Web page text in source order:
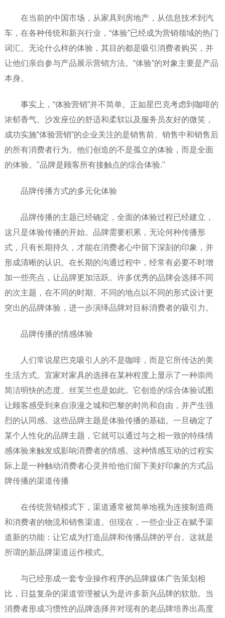
在当前的中国市场，从家具到房地产，从信息技术到汽
车，在各种传统和新兴行业，“体验”已经成为营销领域的热门
词汇。无论什么样的体验，其目的都是吸引消费者购买，并
让他们亲自参与产品展示营销方法。“体验”的对象主要是产品
本身。
事实上，“体验营销”并不简单。正如星巴克考虑到咖啡的
浓郁香气、沙发座位的舒适和柔软以及服务员友好的微笑，
成功实施“体验营销”的企业关注的是销售前、销售中和销售后
的所有消费者行为。他们创造的不是孤立的体验，而是全面
的体验。"品牌是顾客所有接触点的综合体验."
品牌传播方式的多元化体验
品牌传播的主题已经确定，全面的体验过程已经建立，
这只是体验传播的开始。品牌需要积累，无论何种传播形
式，只有长期持久，才能在消费者心中留下深刻的印象，并
形成清晰的认识。在长期的沟通过程中，经常有必要不时增
加一些亮点，让品牌更加活跃。许多优秀的品牌会选择不同
的次主题，在不同的时期、不同的地点以不同的形式设计更
突出的品牌体验，进一步演绎品牌对目标消费者的吸引力。
品牌传播的情感体验
人们常说星巴克吸引人的不是咖啡，而是它所传达的美
生活方式。宜家对家具的选择在某种程度上显示了一种崇尚
简洁明快的态度。丝芙兰也是如此。它创造的综合体验试图
让顾客感受到来自浪漫之城和巴黎的时尚和自由，并产生强
烈的认同感。这些品牌主题是体验传播的基础。一旦确定了
某个人性化的品牌主题，它就可以通过与之相一致的特殊情
感体验来触发或影响消费者的情感。这种情感互动的过程实
际上是一种触动消费者心灵并给他们留下美好印象的方式品
牌传播的渠道传播
在传统营销模式下，渠道通常被简单地视为连接制造商
和消费者的物流和销售渠道。但现在，一些企业正在赋予渠
道新的功能：让它成为打造品牌和传播品牌的平台。这就是
所谓的新品牌渠道运作模式。
与已经形成一套专业操作程序的品牌媒体广告策划相
比，日益复杂的渠道管理被认为是许多新兴品牌的软肋。当
消费者形成习惯性的品牌选择并对现有的老品牌培养出高度